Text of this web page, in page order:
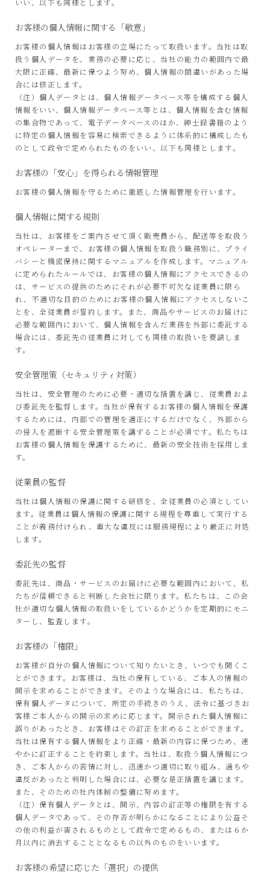
いい、以下も同様とします。
お客様の個人情報に関する「敬意」
お客様の個人情報はお客様の立場にたって取扱います。当社は取
扱う個人データを、業務の必要に応じ、当社の能力の範囲内で最
大限に正確、最新に保つよう努め、個人情報の間違いがあった場
合には修正します。
（注）個人データとは、個人情報データベース等を構成する個人
情報をいい、個人情報データベース等とは、個人情報を含む情報
の集合物であって、電子データベースのほか、紳士録書籍のよう
に特定の個人情報を容易に検索できるように体系的に構成したも
のとして政令で定められたものをいい、以下も同様とします。
お客様の「安心」を得られる情報管理
お客様の個人情報を守るために徹底した情報管理を行います。
個人情報に関する規則
当社は、お客様をご案内させて頂く販売員から、配送等を取扱う
オペレーターまで、お客様の個人情報を取扱う職務別に、プライ
バシーと機密保持に関するマニュアルを作成します。マニュアル
に定められたルールでは、お客様の個人情報にアクセスできるの
は、サービスの提供のためにそれが必要不可欠な従業員に限ら
れ、不適切な目的のためにお客様の個人情報にアクセスしないこ
とを、全従業員が誓約します。また、商品やサービスのお届けに
必要な範囲内において、個人情報を含んだ業務を外部に委託する
場合には、委託先の従業員に対しても同様の取扱いを要請しま
す。
安全管理策（セキュリティ対策）
当社は、安全管理のために必要・適切な措置を講じ、従業員およ
び委託先を監督します。当社が保有するお客様の個人情報を保護
するためには、内部での管理を適正にするだけでなく、外部から
の侵入を遮断する安全管理策を講ずることが必須です。私たちは
お客様の個人情報を保護するために、最新の安全技術を採用しま
す。
従業員の監督
当社は個人情報の保護に関する研修を、全従業員の必須としてい
ます。従業員は個人情報の保護に関する規程を尊重して実行する
ことが義務付けられ、重大な違反には服務規程により厳正に対処
します。
委託先の監督
委託先は、商品・サービスのお届けに必要な範囲内において、私
たちが信頼できると判断した会社に限ります。私たちは、この会
社が適切な個人情報の取扱いをしているかどうかを定期的にモニ
ターし、監査します。
お客様の「権限」
お客様が自分の個人情報について知りたいとき、いつでも聞くこ
とができます。お客様は、当社の保有している、ご本人の情報の
開示を求めることができます。そのような場合には、私たちは、
保有個人データについて、所定の手続きのうえ、法令に基づきお
客様ご本人からの開示の求めに応じます。開示された個人情報に
誤りがあったとき、お客様はその訂正を求めることができます。
当社は保有する個人情報をより正確・最新の内容に保つため、速
やかに訂正することを約束します。当社は、取扱う個人情報につ
き、ご本人からの苦情に対し、迅速かつ適切に取り組み、過ちや
違反があったと判明した場合には、必要な是正措置を講じます。
また、そのための社内体制の整備に努めます。
（注）保有個人データとは、開示、内容の訂正等の権限を有する
個人データであって、その存否が明らかになることにより公益そ
の他の利益が害されるものとして政令で定めるもの、または６か
月以内に消去することとなるもの以外のものをいいます。
お客様の希望に応じた「選択」の提供